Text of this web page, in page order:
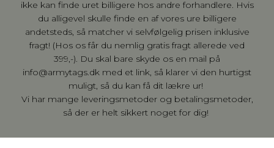
ikke kan finde uret billigere hos andre forhandlere. Hvis
du alligevel skulle finde en af vores ure billigere
andetsteds, så matcher vi selvfølgelig prisen inklusive
fragt! (Hos os får du nemlig gratis fragt allerede ved
399,-). Du skal bare skyde os en mail på
info@armytags.dk med et link, så klarer vi den hurtigst
muligt, så du kan få dit lækre ur!
Vi har mange leveringsmetoder og betalingsmetoder,
så der er helt sikkert noget for dig!